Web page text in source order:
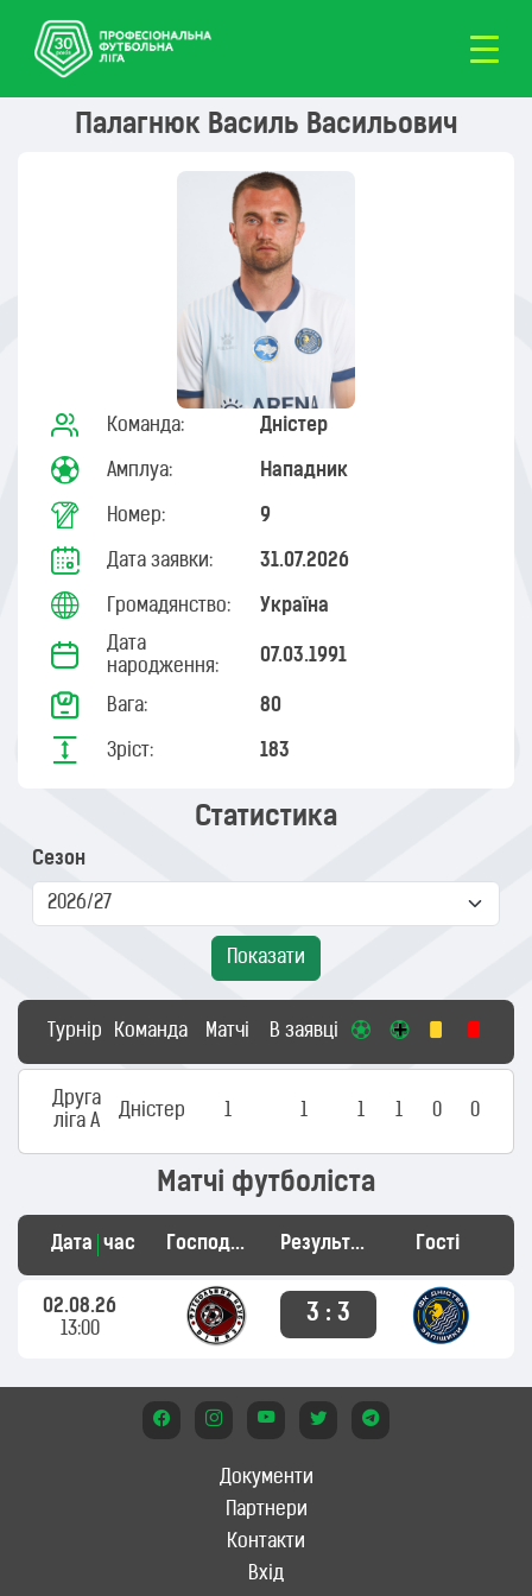
Палагнюк Василь Васильович
Команда: Дністер
Амплуа: Нападник
Номер: 9
Дата заявки: 31.07.2026
Громадянство: Україна
Дата
народження:
07.03.1991
Вага: 80
Зріст: 183
Статистика
Сезон
Показати
Турнір Команда Матчі В заявці
Друга
ліга А
Дністер 1 1 1 1 0 0
Матчі футболіста
Дата час Господарі Результат Гості
02.08.26
13:00
3 : 3
Документи
Партнери
Контакти
Вхід